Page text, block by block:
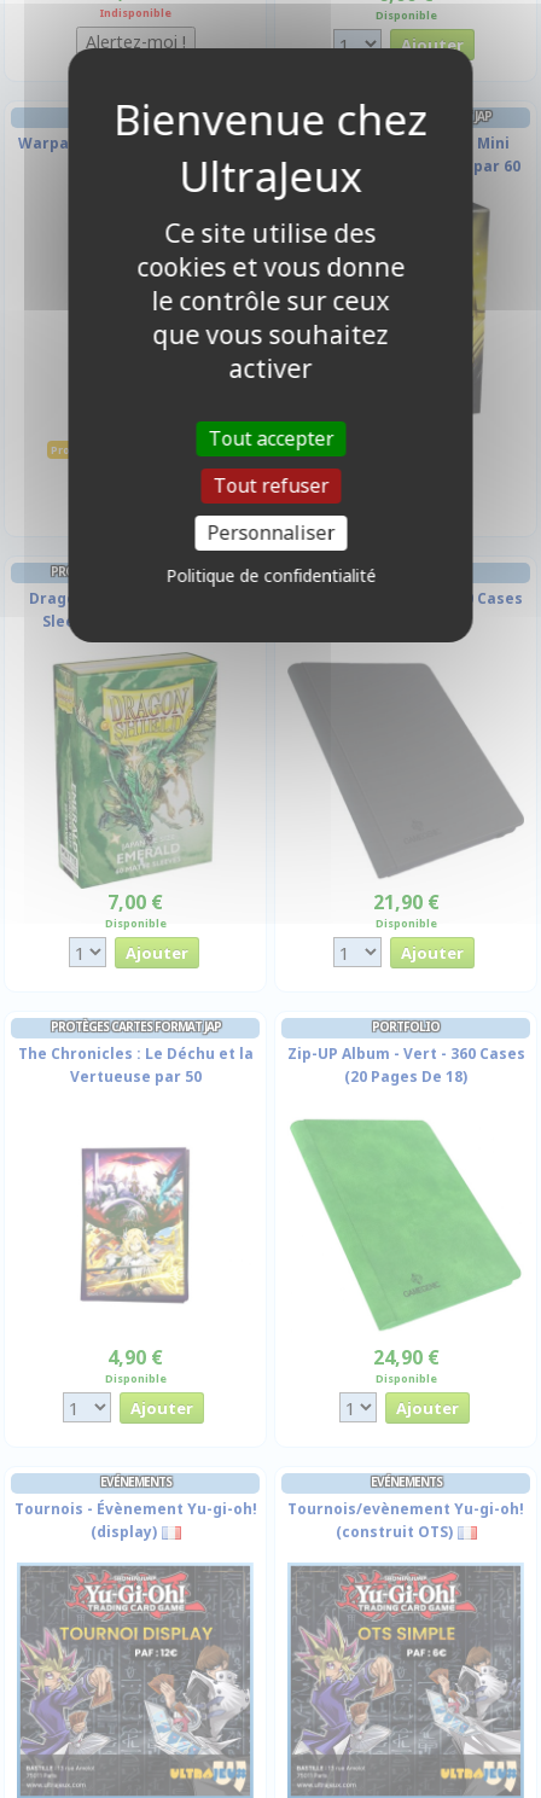
Indisponible Disponible
Warpaints Fanatic - Deep Grey
Promo -10% 3,15 €
PROTÈGES CARTES FORMAT JAP
Dragon Shield Sleeves Mini
Matte - Yellow - Jaune - par 60
PROTÈGES CARTES FORMAT JAP
Dragon Shield - 60 Japanese
Sleeves Matte - Emerald
7,00 €
Disponible
PORTFOLIO
Prime Album - Noir - 360 Cases
21,90 €
Disponible
PROTÈGES CARTES FORMAT JAP
The Chronicles : Le Déchu et la
Vertueuse par 50
4,90 €
Disponible
PORTFOLIO
Zip-UP Album - Vert - 360 Cases
(20 Pages De 18)
24,90 €
Disponible
EVÉNEMENTS
Tournois - Évènement Yu-gi-oh!
(display)
EVÉNEMENTS
Tournois/evènement Yu-gi-oh!
(construit OTS)
Ce site utilise des
cookies et vous donne
le contrôle sur ceux
que vous souhaitez
activer
Tout accepter
Tout refuser
Personnaliser
Politique de confidentialité